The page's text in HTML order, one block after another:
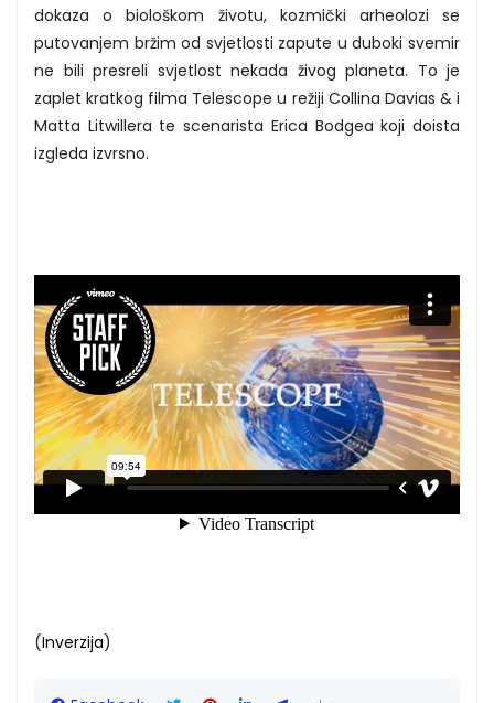
dokaza o biološkom životu, kozmički arheolozi se
putovanjem bržim od svjetlosti zapute u duboki svemir
ne bili presreli svjetlost nekada živog planeta. To je
zaplet kratkog filma Telescope u režiji Collina Davias & i
Matta Litwillera te scenarista Erica Bodgea koji doista
izgleda izvrsno.
(Inverzija)